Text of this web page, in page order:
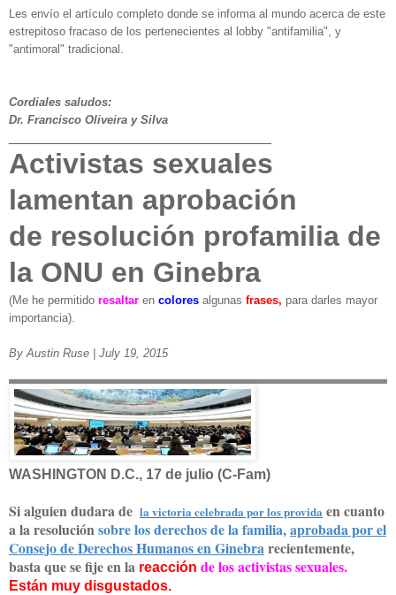
Les envío el artículo completo donde se informa al mundo acerca de este
estrepitoso fracaso de los pertenecientes al lobby "antifamilia", y
"antimoral" tradicional.
Cordiales saludos:
Dr. Francisco Oliveira y Silva
Activistas sexuales
lamentan aprobación
de resolución profamilia de
la ONU en Ginebra
(Me he permitido resaltar en colores algunas frases, para darles mayor
importancia).
By Austin Ruse | July 19, 2015
WASHINGTON D.C., 17 de julio (C-Fam)
Si alguien dudara de la victoria celebrada por los provida en cuanto
a la resoluciónsobre los derechos de la familia,aprobada por el
Consejo de Derechos Humanos en Ginebrarecientemente,
basta que se fije en la reacción de los activistas sexuales.
Están muy disgustados.